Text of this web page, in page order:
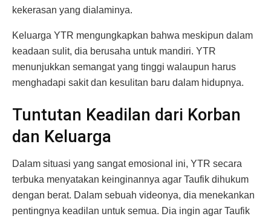
kekerasan yang dialaminya.
Keluarga YTR mengungkapkan bahwa meskipun dalam
keadaan sulit, dia berusaha untuk mandiri. YTR
menunjukkan semangat yang tinggi walaupun harus
menghadapi sakit dan kesulitan baru dalam hidupnya.
Tuntutan Keadilan dari Korban
dan Keluarga
Dalam situasi yang sangat emosional ini, YTR secara
terbuka menyatakan keinginannya agar Taufik dihukum
dengan berat. Dalam sebuah videonya, dia menekankan
pentingnya keadilan untuk semua. Dia ingin agar Taufik